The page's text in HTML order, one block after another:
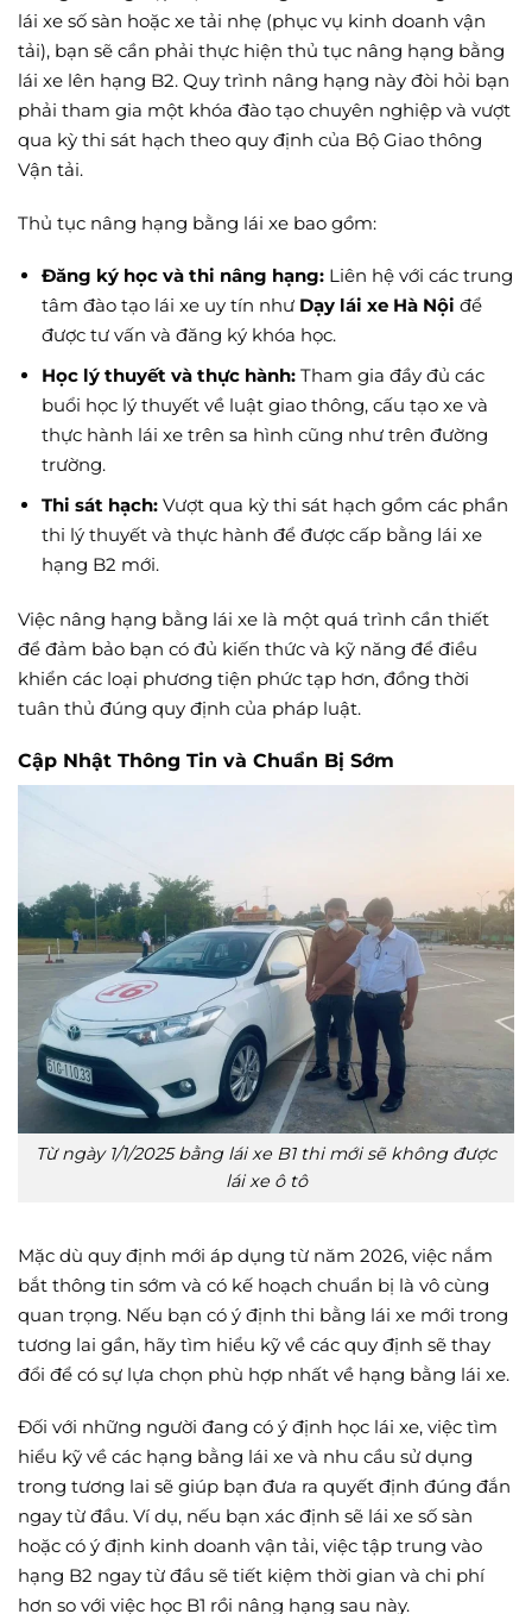
lái xe số sàn hoặc xe tải nhẹ (phục vụ kinh doanh vận
tải), bạn sẽ cần phải thực hiện thủ tục nâng hạng bằng
lái xe lên hạng B2. Quy trình nâng hạng này đòi hỏi bạn
phải tham gia một khóa đào tạo chuyên nghiệp và vượt
qua kỳ thi sát hạch theo quy định của Bộ Giao thông
Vận tải.
Thủ tục nâng hạng bằng lái xe bao gồm:
Đăng ký học và thi nâng hạng:Liên hệ với các trung
tâm đào tạo lái xe uy tín như Dạy lái xe Hà Nội để
được tư vấn và đăng ký khóa học.
Học lý thuyết và thực hành:Tham gia đầy đủ các
buổi học lý thuyết về luật giao thông, cấu tạo xe và
thực hành lái xe trên sa hình cũng như trên đường
trường.
Thi sát hạch:Vượt qua kỳ thi sát hạch gồm các phần
thi lý thuyết và thực hành để được cấp bằng lái xe
hạng B2 mới.
Việc nâng hạng bằng lái xe là một quá trình cần thiết
để đảm bảo bạn có đủ kiến thức và kỹ năng để điều
khiển các loại phương tiện phức tạp hơn, đồng thời
tuân thủ đúng quy định của pháp luật.
Cập Nhật Thông Tin và Chuẩn Bị Sớm
Từ ngày 1/1/2025 bằng lái xe B1 thi mới sẽ không được
lái xe ô tô
Mặc dù quy định mới áp dụng từ năm 2026, việc nắm
bắt thông tin sớm và có kế hoạch chuẩn bị là vô cùng
quan trọng. Nếu bạn có ý định thi bằng lái xe mới trong
tương lai gần, hãy tìm hiểu kỹ về các quy định sẽ thay
đổi để có sự lựa chọn phù hợp nhất về hạng bằng lái xe.
Đối với những người đang có ý định học lái xe, việc tìm
hiểu kỹ về các hạng bằng lái xe và nhu cầu sử dụng
trong tương lai sẽ giúp bạn đưa ra quyết định đúng đắn
ngay từ đầu. Ví dụ, nếu bạn xác định sẽ lái xe số sàn
hoặc có ý định kinh doanh vận tải, việc tập trung vào
hạng B2 ngay từ đầu sẽ tiết kiệm thời gian và chi phí
hơn so với việc học B1 rồi nâng hạng sau này.